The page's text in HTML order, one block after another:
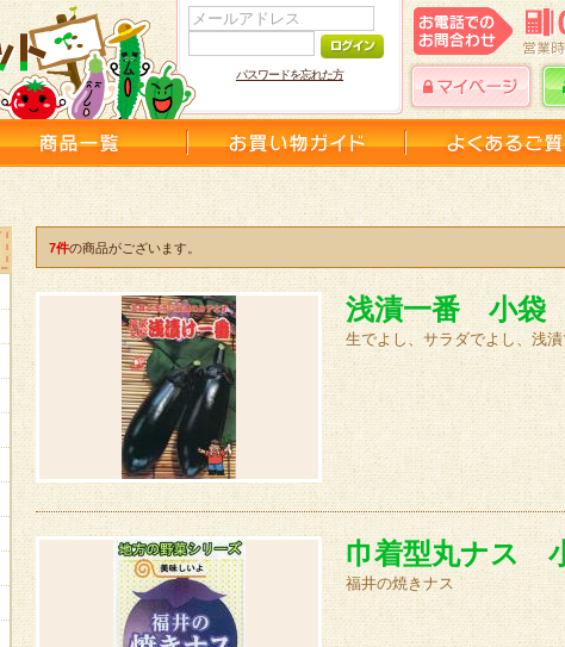
パスワードを忘れた方
7件の商品がございます。
浅漬一番 小袋
生でよし、サラダでよし、浅
巾着型丸ナス
福井の焼きナス